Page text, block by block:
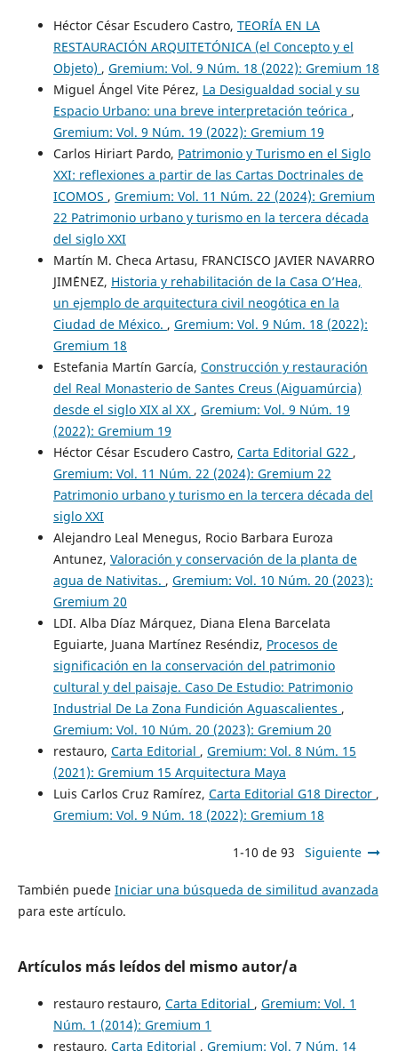
Héctor César Escudero Castro, TEORÍA EN LA
RESTAURACIÓN ARQUITETÓNICA (el Concepto y el
Objeto) , Gremium: Vol. 9 Núm. 18 (2022): Gremium 18
Miguel Ángel Vite Pérez, La Desigualdad social y su
Espacio Urbano: una breve interpretación teórica ,
Gremium: Vol. 9 Núm. 19 (2022): Gremium 19
Carlos Hiriart Pardo, Patrimonio y Turismo en el Siglo
XXI: reflexiones a partir de las Cartas Doctrinales de
ICOMOS , Gremium: Vol. 11 Núm. 22 (2024): Gremium
22 Patrimonio urbano y turismo en la tercera década
del siglo XXI
Martín M. Checa Artasu, FRANCISCO JAVIER NAVARRO
JIM´´ENEZ, Historia y rehabilitación de la Casa O’Hea,
un ejemplo de arquitectura civil neogótica en la
Ciudad de México. , Gremium: Vol. 9 Núm. 18 (2022):
Gremium 18
Estefania Martín García, Construcción y restauración
del Real Monasterio de Santes Creus (Aiguamúrcia)
desde el siglo XIX al XX , Gremium: Vol. 9 Núm. 19
(2022): Gremium 19
Héctor César Escudero Castro, Carta Editorial G22 ,
Gremium: Vol. 11 Núm. 22 (2024): Gremium 22
Patrimonio urbano y turismo en la tercera década del
siglo XXI
Alejandro Leal Menegus, Rocio Barbara Euroza
Antunez, Valoración y conservación de la planta de
agua de Nativitas. , Gremium: Vol. 10 Núm. 20 (2023):
Gremium 20
LDI. Alba Díaz Márquez, Diana Elena Barcelata
Eguiarte, Juana Martínez Reséndiz, Procesos de
significación en la conservación del patrimonio
cultural y del paisaje. Caso De Estudio: Patrimonio
Industrial De La Zona Fundición Aguascalientes ,
Gremium: Vol. 10 Núm. 20 (2023): Gremium 20
restauro, Carta Editorial , Gremium: Vol. 8 Núm. 15
(2021): Gremium 15 Arquitectura Maya
Luis Carlos Cruz Ramírez, Carta Editorial G18 Director ,
Gremium: Vol. 9 Núm. 18 (2022): Gremium 18
1-10 de 93 Siguiente
También puede Iniciar una búsqueda de similitud avanzada
para este artículo.
Artículos más leídos del mismo autor/a
restauro restauro, Carta Editorial , Gremium: Vol. 1
Núm. 1 (2014): Gremium 1
restauro, Carta Editorial , Gremium: Vol. 7 Núm. 14